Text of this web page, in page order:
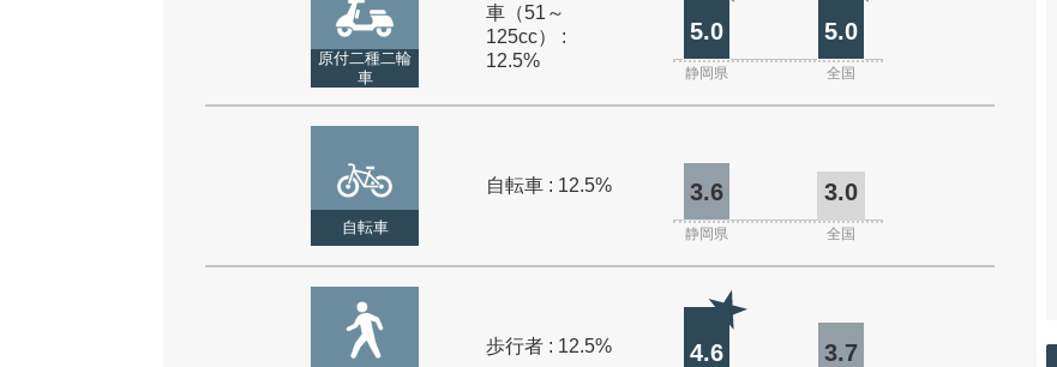
原付二種二輪
車
車（51～
125cc） :
12.5%
5.0 5.0
静岡県 全国
自転車
自転車 : 12.5% 3.6 3.0
静岡県 全国
歩行者 : 12.5% 4.6 3.7